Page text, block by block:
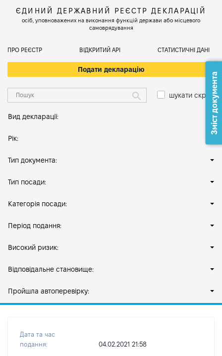
ЄДИНИЙ ДЕРЖАВНИЙ РЕЄСТР ДЕКЛАРАЦІЙ
осіб, уповноважених на виконання функцій держави або місцевого
самоврядування
ПРО РЕЄСТР ВІДКРИТИЙ АРІ СТАТИСТИЧНІ ДАНІ
Подати декларацію
шукати скрізь
Вид декларації:
Рік:
Тип документа:
Тип посади:
Категорія посади:
Період подання:
Високий ризик:
Відповідальне становище:
Пройшла автоперевірку:
Дата та час
подання:
04.02.2021 21:58
Зміст документа